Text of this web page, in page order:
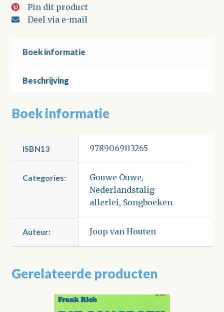
Pin dit product
Deel via e-mail
Boek informatie
Beschrijving
Boek informatie
ISBN13 9789069113265
Categories: Gouwe Ouwe,
Nederlandstalig
allerlei, Songboeken
Auteur: Joop van Houten
Gerelateerde producten